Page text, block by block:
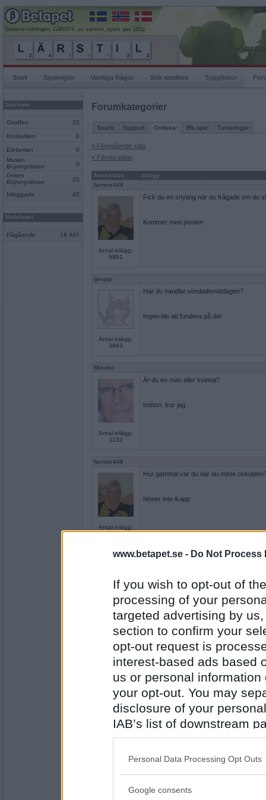
www.betapet.se - Do Not Process
If you wish to opt-out of
processing of your
targeted advertising by
section to confirm your
opt-out request is
interest-based ads based
us or personal
your opt-out. You may
disclosure of your
IAB’s list of downstream
also be disclosed by us
Downstream Participants
Please note that this
Personal Data Processing Opt Outs
Google consents
Senaste rullningen, LÄRSTIl, av samme_spurs gav 182p
Start Spelregler Vanliga frågor Sök medlem Topplistor
Spelrum
Giraffen 22
Krokodilen 0
Elefanten
0
Musen
Böjningslistan
0
Grisen
Böjningslistan
20
Inloggade 42
Mobilspel
Pågående 18 447
Forumkategorier
Snack Support Ordlekar IRL-spel Turneringar
« Föregående sida
« Första sidan
Användare
Inlägg
farmor448
Antal inlägg:
6961
Fick du en snyting när du frågade om du
Kommer med posten
geupp
Antal inlägg:
3843
Har du handlat söndadsmiddagen?
Ingen ide att fundera på det
Minobe
Antal inlägg:
1132
Är du en man eller kvinna?
tretton, tror jag
farmor448
Antal inlägg:
6961
Hur gammal var du när du miste
hinner inte ikapp
buttan-minna
Antal inlägg: 624
tycker jag också
Antal inlägg: 491
Håller du me dom att jag är bäst?
en stor besvikelse
Antal inlägg: 825
Är du nöjd med vad du skriver här?